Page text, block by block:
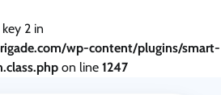
2 in
wp-content/plugins/smart-
on line 1247